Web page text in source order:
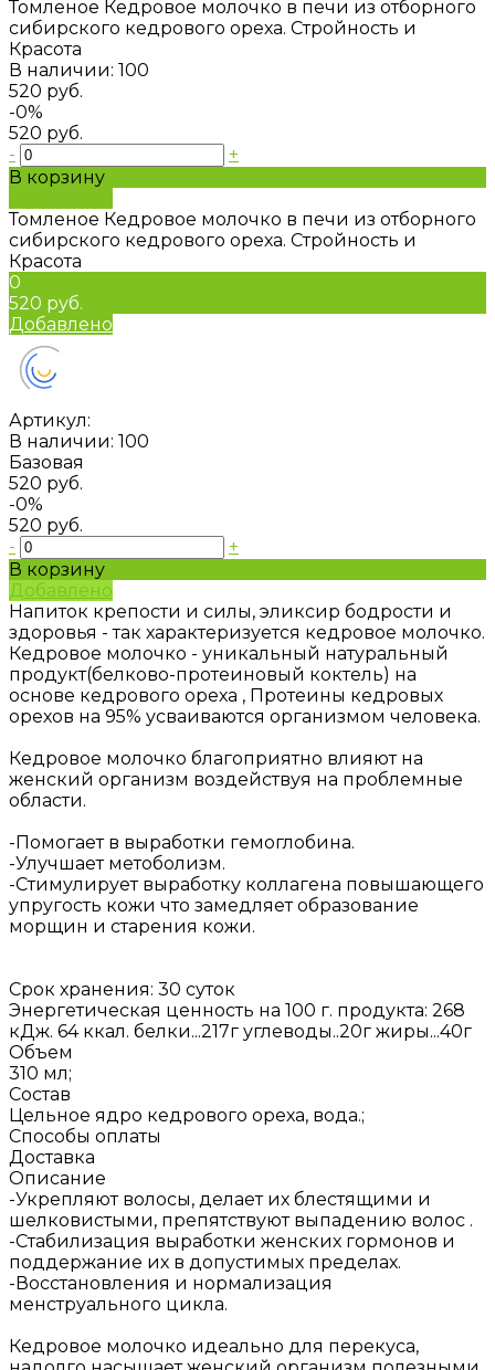
Томленое Кедровое молочко в печи из отборного
сибирского кедрового ореха. Стройность и
Красота
В наличии: 100
520 руб.
-0%
520 руб.
-
+
В корзину
Томленое Кедровое молочко в печи из отборного
сибирского кедрового ореха. Стройность и
Красота
0
520 руб.
Добавлено
Артикул:
В наличии: 100
Базовая
520 руб.
-0%
520 руб.
-
+
В корзину
Добавлено
Напиток крепости и силы, эликсир бодрости и
здоровья - так характеризуется кедровое молочко.
Кедровое молочко - уникальный натуральный
продукт(белково-протеиновый коктель) на
основе кедрового ореха , Протеины кедровых
орехов на 95% усваиваются организмом человека.
Кедровое молочко благоприятно влияют на
женский организм воздействуя на проблемные
области.
-Помогает в выработки гемоглобина.
-Улучшает метоболизм.
-Стимулирует выработку коллагена повышающего
упругость кожи что замедляет образование
морщин и старения кожи.
Срок хранения: 30 суток
Энергетическая ценность на 100 г. продукта: 268
кДж. 64 ккал. белки...217г углеводы..20г жиры...40г
Объем
310 мл;
Состав
Цельное ядро кедрового ореха, вода.;
Способы оплаты
Доставка
Описание
-Укрепляют волосы, делает их блестящими и
шелковистыми, препятствуют выпадению волос .
-Стабилизация выработки женских гормонов и
поддержание их в допустимых пределах.
-Восстановления и нормализация
менструального цикла.
Кедровое молочко идеально для перекуса,